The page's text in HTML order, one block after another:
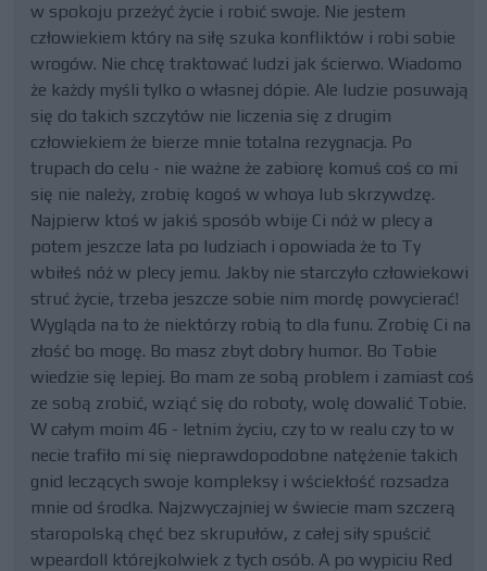
w spokoju przeżyć życie i robić swoje. Nie jestem
człowiekiem który na siłę szuka konfliktów i robi sobie
wrogów. Nie chcę traktować ludzi jak ścierwo. Wiadomo
że każdy myśli tylko o własnej dópie. Ale ludzie posuwają
się do takich szczytów nie liczenia się z drugim
człowiekiem że bierze mnie totalna rezygnacja. Po
trupach do celu - nie ważne że zabiorę komuś coś co mi
się nie należy, zrobię kogoś w whoya lub skrzywdzę.
Najpierw ktoś w jakiś sposób wbije Ci nóż w plecy a
potem jeszcze lata po ludziach i opowiada że to Ty
wbiłeś nóż w plecy jemu. Jakby nie starczyło człowiekowi
struć życie, trzeba jeszcze sobie nim mordę powycierać!
Wygląda na to że niektórzy robią to dla funu. Zrobię Ci na
złość bo mogę. Bo masz zbyt dobry humor. Bo Tobie
wiedzie się lepiej. Bo mam ze sobą problem i zamiast coś
ze sobą zrobić, wziąć się do roboty, wolę dowalić Tobie.
W całym moim 46 - letnim życiu, czy to w realu czy to w
necie trafiło mi się nieprawdopodobne natężenie takich
gnid leczących swoje kompleksy i wściekłość rozsadza
mnie od środka. Najzwyczajniej w świecie mam szczerą
staropolską chęć bez skrupułów, z całej siły spuścić
wpeardoll którejkolwiek z tych osób. A po wypiciu Red